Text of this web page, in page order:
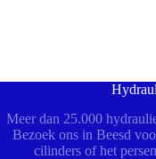
Meer dan 25.000
Bezoek ons in Beesd
cilinders of het